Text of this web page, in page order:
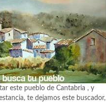
este pueblo de Cantabria , y
te dejamos este buscador,